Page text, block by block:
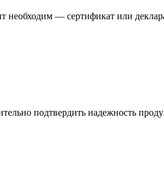
необходим — сертификат или
подтвердить надежность